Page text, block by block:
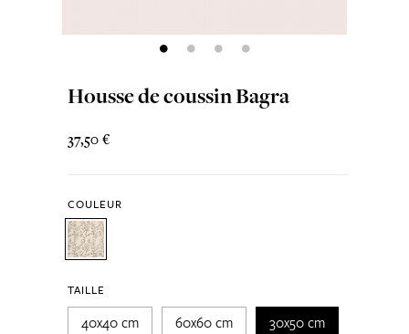
Housse de coussin Bagra
37,50 €
COULEUR
TAILLE
40x40 cm 60x60 cm 30x50 cm